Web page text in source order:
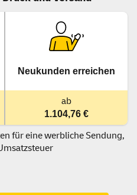
Neukunden erreichen
ab
1.104,76 €
für eine werbliche Sendung,